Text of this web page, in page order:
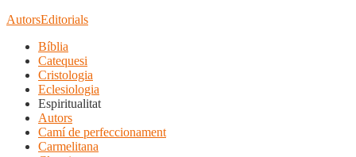
AutorsEditorials
Bíblia
Catequesi
Cristologia
Eclesiologia
Espiritualitat
Autors
Camí de perfeccionament
Carmelitana